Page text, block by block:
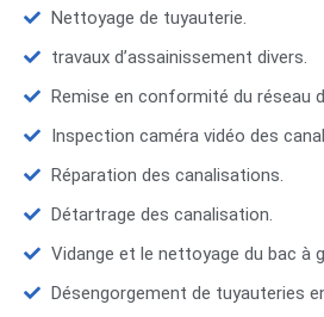
Nettoyage de tuyauterie.
travaux d’assainissement divers.
Remise en conformité du réseau
Inspection caméra vidéo des
Réparation des canalisations.
Détartrage des canalisation.
Vidange et le nettoyage du bac à
Désengorgement de tuyauteries